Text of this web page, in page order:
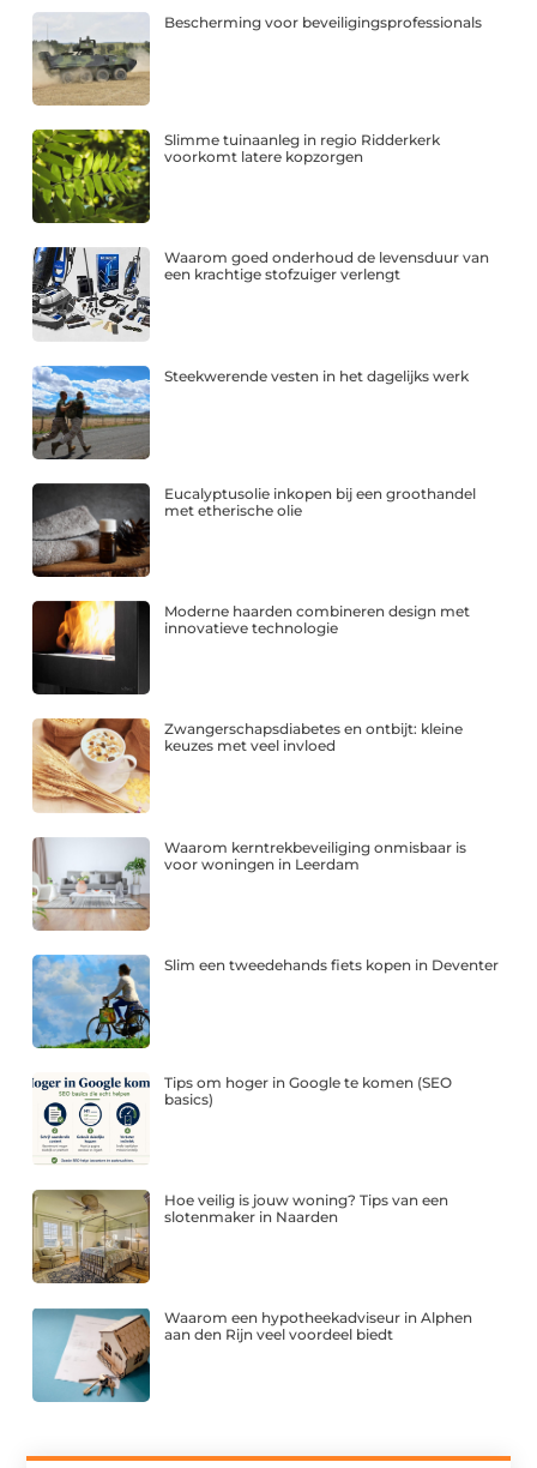
Bescherming voor beveiligingsprofessionals
Slimme tuinaanleg in regio Ridderkerk
voorkomt latere kopzorgen
Waarom goed onderhoud de levensduur van
een krachtige stofzuiger verlengt
Steekwerende vesten in het dagelijks werk
Eucalyptusolie inkopen bij een groothandel
met etherische olie
Moderne haarden combineren design met
innovatieve technologie
Zwangerschapsdiabetes en ontbijt: kleine
keuzes met veel invloed
Waarom kerntrekbeveiliging onmisbaar is
voor woningen in Leerdam
Slim een tweedehands fiets kopen in Deventer
Tips om hoger in Google te komen (SEO
basics)
Hoe veilig is jouw woning? Tips van een
slotenmaker in Naarden
Waarom een hypotheekadviseur in Alphen
aan den Rijn veel voordeel biedt